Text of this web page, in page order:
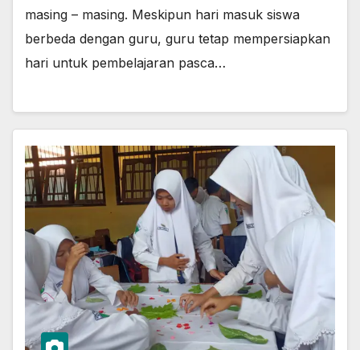
masing – masing. Meskipun hari masuk siswa
berbeda dengan guru, guru tetap mempersiapkan
hari untuk pembelajaran pasca…